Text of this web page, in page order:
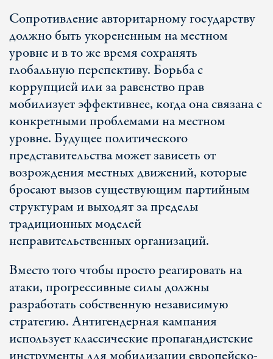
Сопротивление авторитарному государству
должно быть укорененным на местном
уровне и в то же время сохранять
глобальную перспективу. Борьба с
коррупцией или за равенство прав
мобилизует эффективнее, когда она связана с
конкретными проблемами на местном
уровне. Будущее политического
представительства может зависеть от
возрождения местных движений, которые
бросают вызов существующим партийным
структурам и выходят за пределы
традиционных моделей
неправительственных организаций.
Вместо того чтобы просто реагировать на
атаки, прогрессивные силы должны
разработать собственную независимую
стратегию. Антигендерная кампания
использует классические пропагандистские